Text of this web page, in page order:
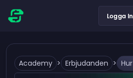
Logga In
Academy > Erbjudanden >